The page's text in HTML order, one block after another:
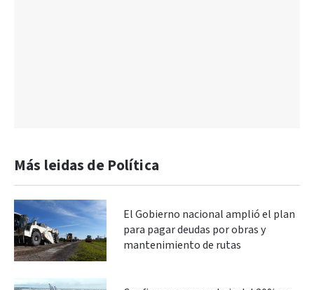
Más leidas de Política
El Gobierno nacional amplió el plan
para pagar deudas por obras y
mantenimiento de rutas